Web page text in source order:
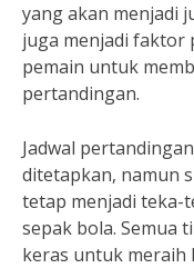
yang akan menjadi
juga menjadi faktor
pemain untuk
pertandingan.
Jadwal
ditetapkan, namun
tetap menjadi teka-
sepak bola. Semua
keras untuk meraih